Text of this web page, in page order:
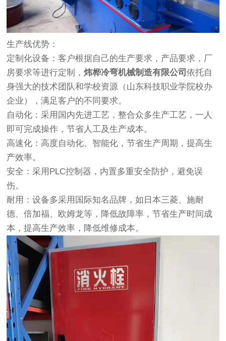
生产线优势：
定制化设备：客户根据自己的生产要求，产品要求，厂
房要求等进行定制，炜桦冷弯机械制造有限公司依托自
身强大的技术团队和学校资源（山东科技职业学院校办
企业），满足客户的不同要求。
自动化：采用国内先进工艺，整合众多生产工艺，一人
即可完成操作，节省人工及生产成本。
高速化：高度自动化、智能化，节省生产周期，提高生
产效率。
安全：采用PLC控制器，内置多重安全防护，避免误
伤。
耐用：设备多采用国际知名品牌，如日本三菱、施耐
德、倍加福、欧姆龙等，降低故障率，节省生产时间成
本，提高生产效率，降低维修成本。